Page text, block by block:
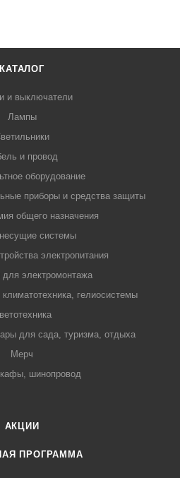
КАТАЛОГ
и выключатели
Лампы
и провод
оборудование
приборы и средства защиты
общего назначения
системы
электропитания
электромонтажа
гелиосистемы
для сада, туризма, отдыха
Мерч
шинопровод
АКЦИИ
ПРОГРАММА